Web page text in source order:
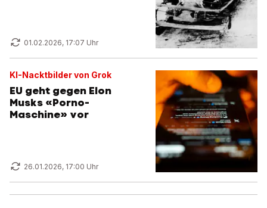
01.02.2026, 17:07 Uhr
KI-Nacktbilder von Grok
EU geht gegen Elon
Musks «Porno-
Maschine» vor
26.01.2026, 17:00 Uhr